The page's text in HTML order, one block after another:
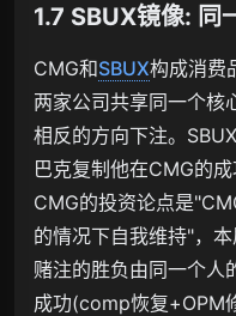
1.7 SBUX镜像: 同
CMG和SBUX构成消
两家公司共享同一个
相反的方向下注。
巴克复制他在CMG的
CMG的投资论点是
的情况下自我维持"，
赌注的胜负由同一个人
成功(comp恢复+OPM